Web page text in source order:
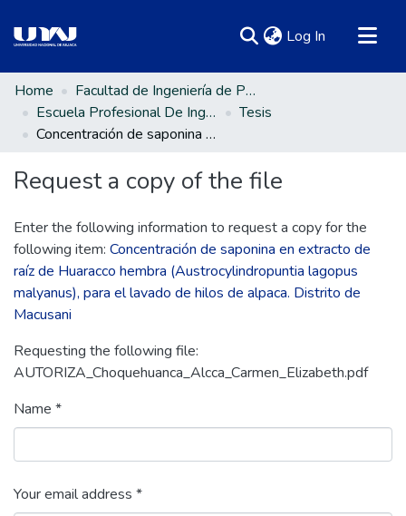
Log In (current)
Communities & Collections
All of DSpace
Statistics
Home
Facultad de Ingeniería de Procesos Industriales
Escuela Profesional De Ingeniería Textil Y De Confecciones
Tesis
Concentración de saponina en extracto de raíz de Huaracco hembra (Austrocylindropuntia lagopus malyanus), para el lavado de hilos de alpaca. Distrito de Macusani
Request a copy of the file
Enter the following information to request a copy for the
following item: Concentración de saponina en extracto de
raíz de Huaracco hembra (Austrocylindropuntia lagopus
malyanus), para el lavado de hilos de alpaca. Distrito de
Macusani
Requesting the following file:
AUTORIZA_Choquehuanca_Alcca_Carmen_Elizabeth.pdf
Name *
Your email address *